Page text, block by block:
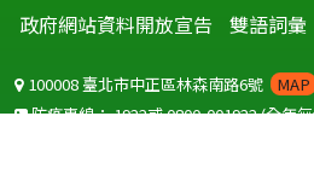
政府網站資料開放宣告
雙語詞彙
100008 臺北市中正區林森南路6號 MAP
防疫專線：1922或0800-001922(全年